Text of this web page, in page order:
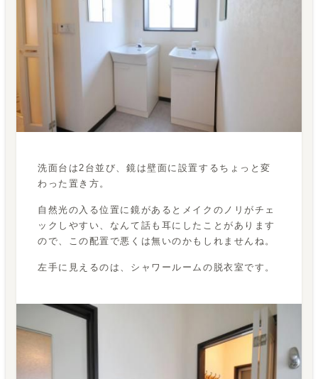
洗面台は2台並び、鏡は壁面に設置するちょっと変
わった置き方。
自然光の入る位置に鏡があるとメイクのノリがチェ
ックしやすい、なんて話も耳にしたことがあります
ので、この配置で悪くは無いのかもしれませんね。
左手に見えるのは、シャワールームの脱衣室です。